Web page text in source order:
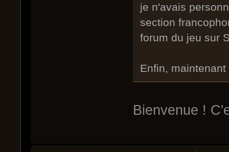
je n'avais
section
forum du jeu sur
Enfin,
Bienvenue !